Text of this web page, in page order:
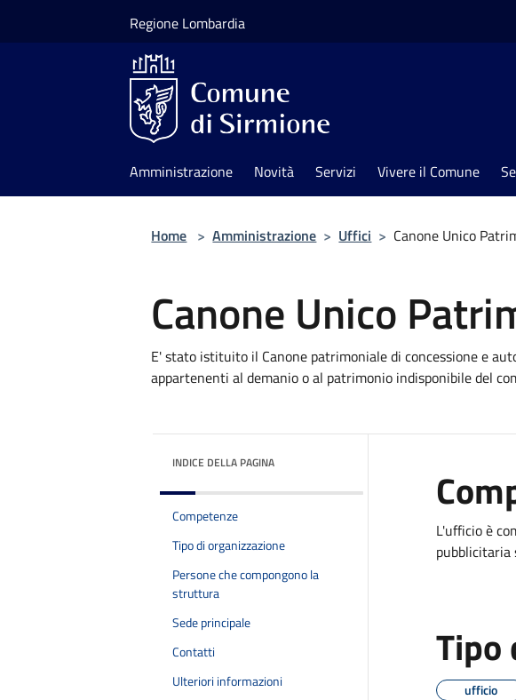
Regione Lombardia
Amministrazione Novità Servizi Vivere il Comune
Home > Amministrazione > Uffici > Canone Unico
Canone Unico
E' stato istituito il Canone patrimoniale di concessione e
appartenenti al demanio o al patrimonio indisponibile del
INDICE DELLA PAGINA
Competenze
Tipo di organizzazione
Persone che compongono la
struttura
Sede principale
Contatti
Ulteriori informazioni
L'ufficio è
pubblicitaria
Tipo
ufficio